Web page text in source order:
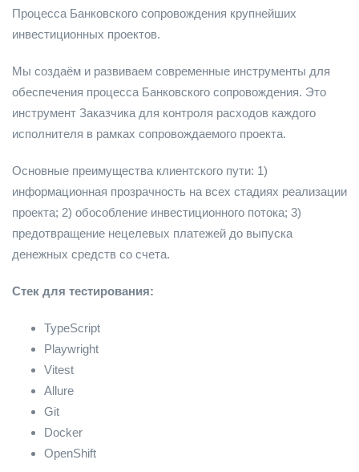
Процесса Банковского сопровождения крупнейших
инвестиционных проектов.
Мы создаём и развиваем современные инструменты для
обеспечения процесса Банковского сопровождения. Это
инструмент Заказчика для контроля расходов каждого
исполнителя в рамках сопровождаемого проекта.
Основные преимущества клиентского пути: 1)
информационная прозрачность на всех стадиях реализации
проекта; 2) обособление инвестиционного потока; 3)
предотвращение нецелевых платежей до выпуска
денежных средств со счета.
Стек для тестирования:
TypeScript
Playwright
Vitest
Allure
Git
Docker
OpenShift